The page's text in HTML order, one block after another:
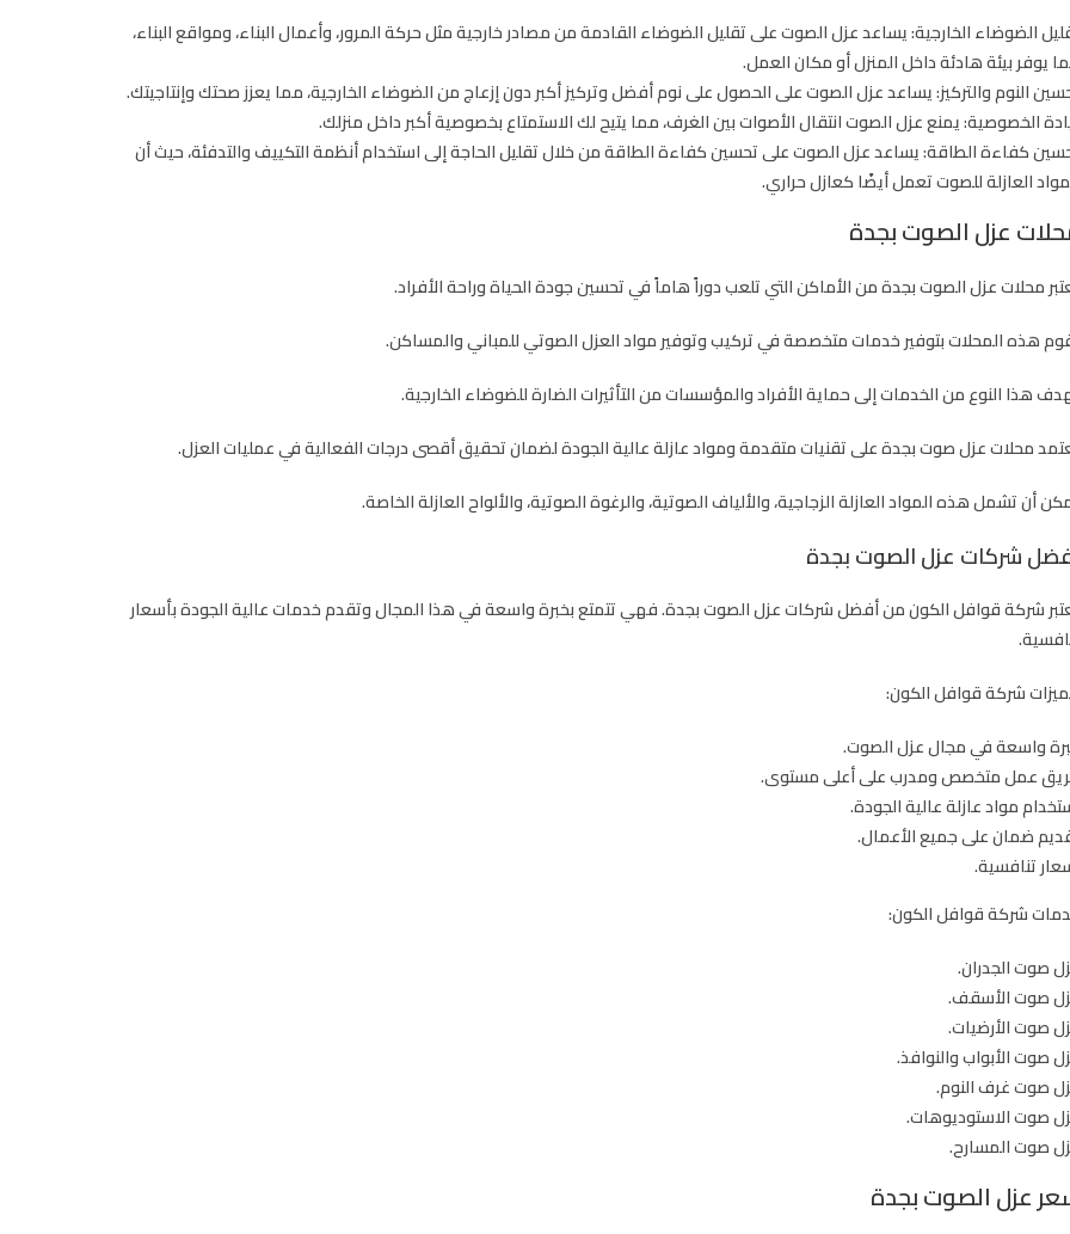
الضوضاء الخارجية:يساعد عزل الصوت على تقليل الضوضاء القادمة من مصادر خارجية مثل حركة المرور، وأعمال البناء، ومواقع البناء،
يوفر بيئة هادئة داخل المنزل أو مكان العمل.
النوم والتركيز:يساعد عزل الصوت على الحصول على نوم أفضل وتركيز أكبر دون إزعاج من الضوضاء الخارجية، مما يعزز صحتك وإنتاجيتك.
الخصوصية:يمنع عزل الصوت انتقال الأصوات بين الغرف، مما يتيح لك الاستمتاع بخصوصية أكبر داخل منزلك.
كفاءة الطاقة:يساعد عزل الصوت على تحسين كفاءة الطاقة من خلال تقليل الحاجة إلى استخدام أنظمة التكييف والتدفئة، حيث أن
العازلة للصوت تعمل أيضًا كعازل حراري.
عزل الصوت بجدة
محلات عزل الصوت بجدة من الأماكن التي تلعب دوراً هاماً في تحسين جودة الحياة وراحة الأفراد.
هذه المحلات بتوفير خدمات متخصصة في تركيب وتوفير مواد العزل الصوتي للمباني والمساكن.
هذا النوع من الخدمات إلى حماية الأفراد والمؤسسات من التأثيرات الضارة للضوضاء الخارجية.
محلات عزل صوت بجدة على تقنيات متقدمة ومواد عازلة عالية الجودة لضمان تحقيق أقصى درجات الفعالية في عمليات العزل.
أن تشمل هذه المواد العازلة الزجاجية، والألياف الصوتية، والرغوة الصوتية، والألواح العازلة الخاصة.
شركات عزل الصوت بجدة
شركة قوافل الكون من أفضل شركات عزل الصوت بجدة. فهي تتمتع بخبرة واسعة في هذا المجال وتقدم خدمات عالية الجودة بأسعار
شركة قوافل الكون:
واسعة في مجال عزل الصوت.
عمل متخصص ومدرب على أعلى مستوى.
مواد عازلة عالية الجودة.
ضمان على جميع الأعمال.
تنافسية.
شركة قوافل الكون:
صوت الجدران.
صوت الأسقف.
صوت الأرضيات.
صوت الأبواب والنوافذ.
صوت غرف النوم.
صوت الاستوديوهات.
صوت المسارح.
عزل الصوت بجدة